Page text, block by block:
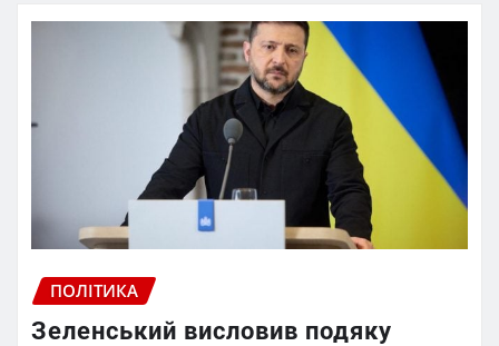
ПОЛІТИКА
Зеленський висловив подяку